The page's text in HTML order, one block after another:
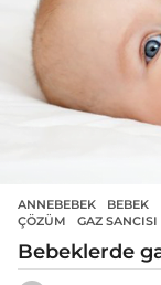
ANNEBEBEK BEBEK
ÇÖZÜM
,GAZ SANCISI
Bebeklerde